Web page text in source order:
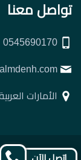
تواصل معنا
الأمارات
تابعنا تابعنا